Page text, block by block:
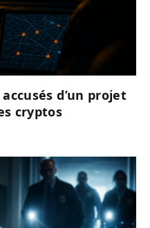
d’un projet
cryptos